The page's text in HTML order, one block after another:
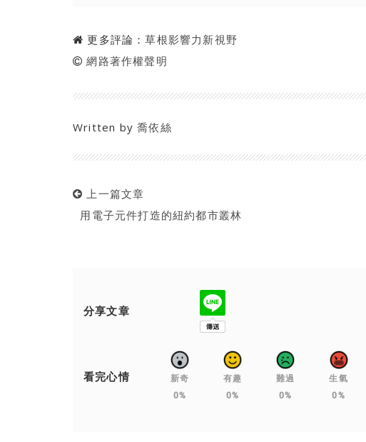
更多評論：草根影響力新視野
網路著作權聲明
Written by喬依絲
上一篇文章
用電子元件打造的紐約都市叢林
分享文章
看完心情
新奇
0%
有趣
0%
難過
0%
生氣
0%